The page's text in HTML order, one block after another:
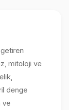
mitoloji ve
denge
ve